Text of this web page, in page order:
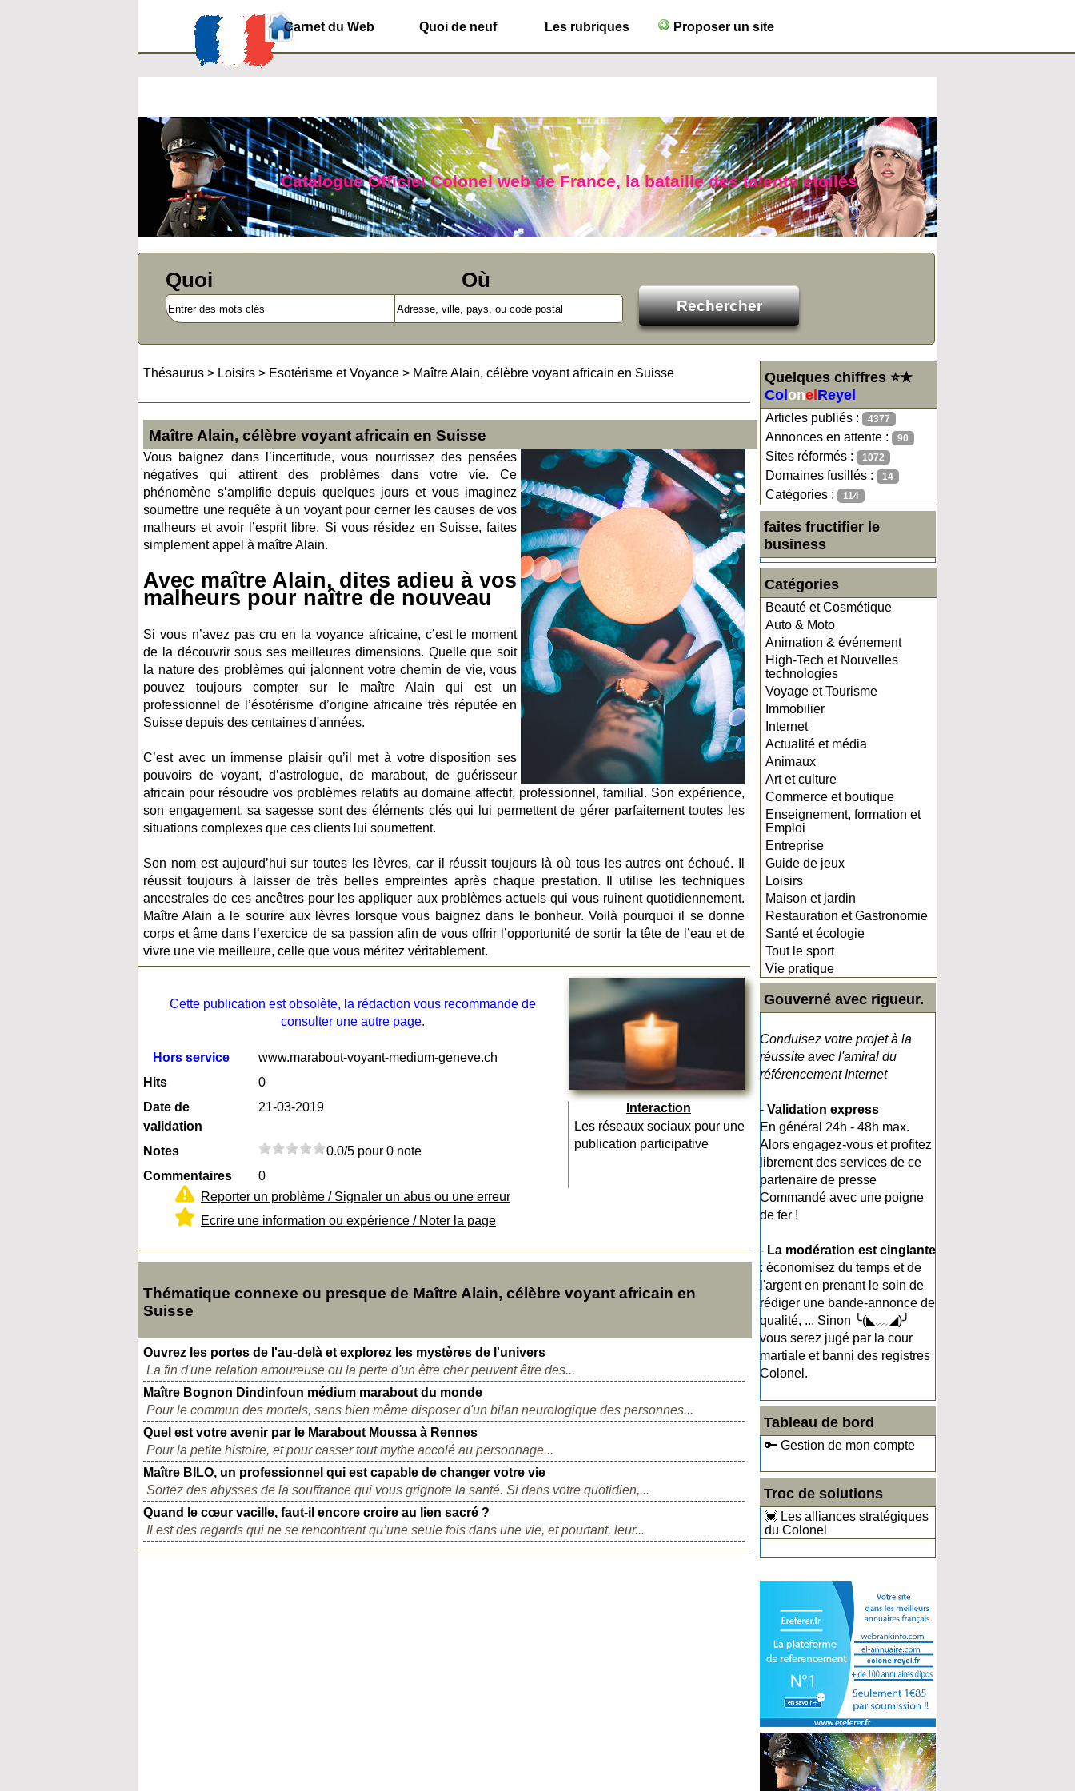
Carnet du Web Quoi de neuf Les rubriques Proposer un site
Catalogue Officiel Colonel web de France, la bataille des talents étoilés
Quoi Où
Quelques chiffres ⭐★
Col onel Reyel
Articles publiés : 4377
Annonces en attente : 90
Sites réformés : 1072
Domaines fusillés : 14
Catégories : 114
faites fructifier le
business
Catégories
Beauté et Cosmétique
Auto & Moto
Animation & événement
High-Tech et Nouvelles
technologies
Voyage et Tourisme
Immobilier
Internet
Actualité et média
Animaux
Art et culture
Commerce et boutique
Enseignement, formation et
Emploi
Entreprise
Guide de jeux
Loisirs
Maison et jardin
Restauration et Gastronomie
Santé et écologie
Tout le sport
Vie pratique
Gouverné avec rigueur.
Conduisez votre projet à la
réussite avec l'amiral du
référencement Internet
- Validation express
En général 24h - 48h max.
Alors engagez-vous et profitez
librement des services de ce
partenaire de presse
Commandé avec une poigne
de fer !
- La modération est cinglante
: économisez du temps et de
l'argent en prenant le soin de
rédiger une bande-annonce de
qualité, ... Sinon ╰(◣﹏◢)╯
vous serez jugé par la cour
martiale et banni des registres
Colonel.
Tableau de bord
🔑 Gestion de mon compte
Troc de solutions
💓 Les alliances stratégiques
du Colonel
Thésaurus > Loisirs > Esotérisme et Voyance > Maître Alain, célèbre voyant africain en Suisse
Maître Alain, célèbre voyant africain en Suisse
Vous baignez dans l’incertitude, vous nourrissez des pensées
négatives qui attirent des problèmes dans votre vie. Ce
phénomène s’amplifie depuis quelques jours et vous imaginez
soumettre une requête à un voyant pour cerner les causes de vos
malheurs et avoir l’esprit libre. Si vous résidez en Suisse, faites
simplement appel à maître Alain.
Avec maître Alain, dites adieu à vos
malheurs pour naître de nouveau
Si vous n’avez pas cru en la voyance africaine, c’est le moment
de la découvrir sous ses meilleures dimensions. Quelle que soit
la nature des problèmes qui jalonnent votre chemin de vie, vous
pouvez toujours compter sur le maître Alain qui est un
professionnel de l’ésotérisme d’origine africaine très réputée en
Suisse depuis des centaines d'années.
C’est avec un immense plaisir qu’il met à votre disposition ses
pouvoirs de voyant, d’astrologue, de marabout, de guérisseur
africain pour résoudre vos problèmes relatifs au domaine affectif, professionnel, familial. Son expérience,
son engagement, sa sagesse sont des éléments clés qui lui permettent de gérer parfaitement toutes les
situations complexes que ces clients lui soumettent.
Son nom est aujourd’hui sur toutes les lèvres, car il réussit toujours là où tous les autres ont échoué. Il
réussit toujours à laisser de très belles empreintes après chaque prestation. Il utilise les techniques
ancestrales de ces ancêtres pour les appliquer aux problèmes actuels qui vous ruinent quotidiennement.
Maître Alain a le sourire aux lèvres lorsque vous baignez dans le bonheur. Voilà pourquoi il se donne
corps et âme dans l’exercice de sa passion afin de vous offrir l’opportunité de sortir la tête de l’eau et de
vivre une vie meilleure, celle que vous méritez véritablement.
Cette publication est obsolète, la rédaction vous recommande de
consulter une autre page.
Hors service
www.marabout-voyant-medium-geneve.ch
Hits
0
Date de
validation
21-03-2019
Notes
0.0/5 pour 0 note
Commentaires
0
Reporter un problème / Signaler un abus ou une erreur
Ecrire une information ou expérience / Noter la page
Interaction
Les réseaux sociaux pour une
publication participative
Thématique connexe ou presque de Maître Alain, célèbre voyant africain en
Suisse
Ouvrez les portes de l'au-delà et explorez les mystères de l'univers
La fin d'une relation amoureuse ou la perte d'un être cher peuvent être des...
Maître Bognon Dindinfoun médium marabout du monde
Pour le commun des mortels, sans bien même disposer d'un bilan neurologique des personnes...
Quel est votre avenir par le Marabout Moussa à Rennes
Pour la petite histoire, et pour casser tout mythe accolé au personnage...
Maître BILO, un professionnel qui est capable de changer votre vie
Sortez des abysses de la souffrance qui vous grignote la santé. Si dans votre quotidien,...
Quand le cœur vacille, faut-il encore croire au lien sacré ?
Il est des regards qui ne se rencontrent qu’une seule fois dans une vie, et pourtant, leur...